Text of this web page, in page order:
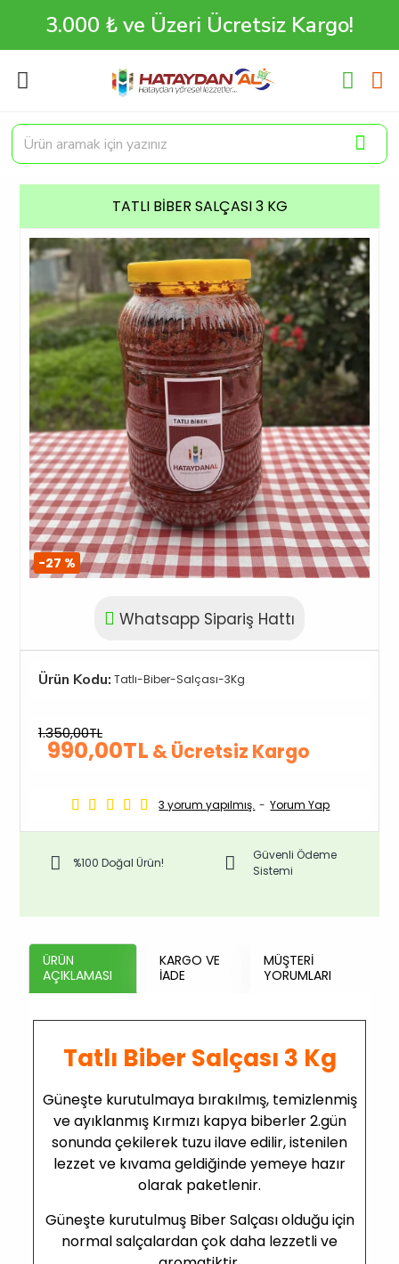
3.000 ₺ ve Üzeri Ücretsiz Kargo!
TATLI BIBER SALÇASI 3 KG
-27 %
Whatsapp Sipariş Hattı
Ürün Kodu: Tatlı-Biber-Salçası-3Kg
3 yorum yapılmış. - Yorum Yap
990,00TL & Ücretsiz Kargo
1.350,00TL
%100 Doğal Ürün!
Güvenli Ödeme
Sistemi
ÜRÜN
AÇIKLAMASI
KARGO VE
İADE
MÜŞTERI
YORUMLARI
Tatlı Biber Salçası 3 Kg
Güneşte kurutulmaya bırakılmış, temizlenmiş
ve ayıklanmış Kırmızı kapya biberler 2.gün
sonunda çekilerek tuzu ilave edilir, istenilen
lezzet ve kıvama geldiğinde yemeye hazır
olarak paketlenir.
Güneşte kurutulmuş Biber Salçası olduğu için
normal salçalardan çok daha lezzetli ve